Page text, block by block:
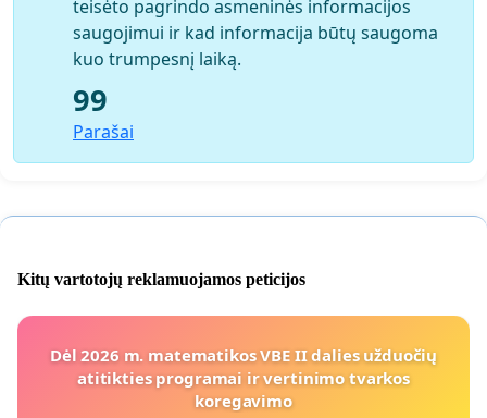
teisėto pagrindo asmeninės informacijos
saugojimui ir kad informacija būtų saugoma
kuo trumpesnį laiką.
99
Parašai
Kitų vartotojų reklamuojamos peticijos
Dėl 2026 m. matematikos VBE II dalies užduočių
atitikties programai ir vertinimo tvarkos
koregavimo